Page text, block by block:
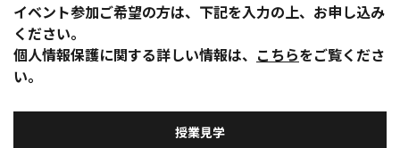
イベント参加ご希望の方は、下記を入力の上、お申し込み
ください。
個人情報保護に関する詳しい情報は、 こちらをご覧くださ
い。
授業見学